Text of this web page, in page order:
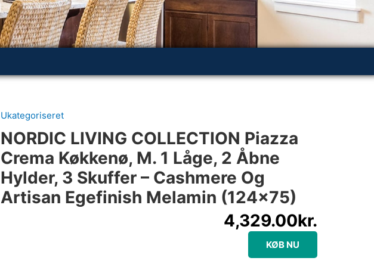
Ukategoriseret
NORDIC LIVING COLLECTION Piazza
Crema Køkkenø, M. 1 Låge, 2 Åbne
Hylder, 3 Skuffer – Cashmere Og
Artisan Egefinish Melamin (124×75)
4,329.00kr.
KØB NU